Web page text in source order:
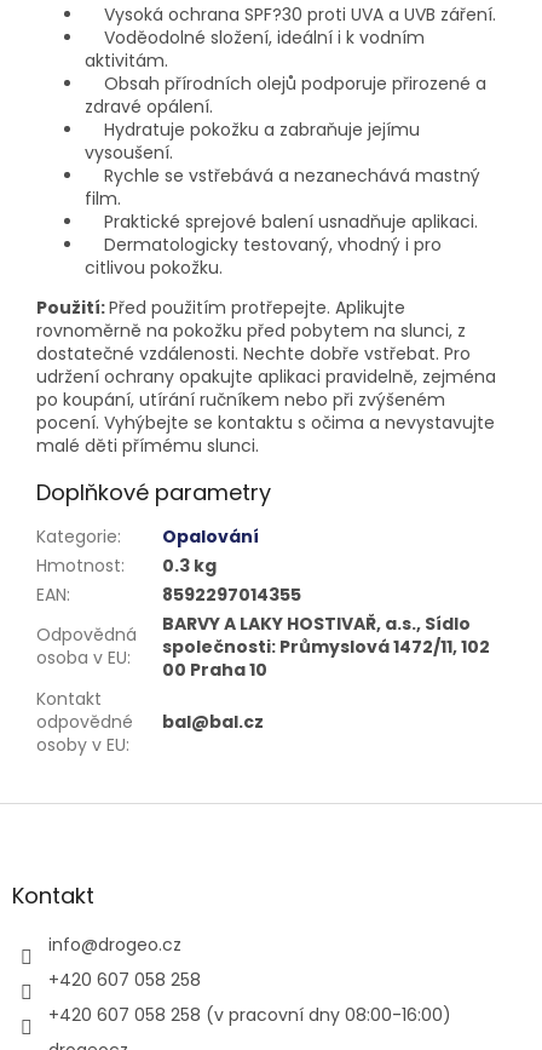
Vysoká ochrana SPF?30 proti UVA a UVB záření.
Voděodolné složení, ideální i k vodním
aktivitám.
Obsah přírodních olejů podporuje přirozené a
zdravé opálení.
Hydratuje pokožku a zabraňuje jejímu
vysoušení.
Rychle se vstřebává a nezanechává mastný
film.
Praktické sprejové balení usnadňuje aplikaci.
Dermatologicky testovaný, vhodný i pro
citlivou pokožku.
Použití:Před použitím protřepejte. Aplikujte
rovnoměrně na pokožku před pobytem na slunci, z
dostatečné vzdálenosti. Nechte dobře vstřebat. Pro
udržení ochrany opakujte aplikaci pravidelně, zejména
po koupání, utírání ručníkem nebo při zvýšeném
pocení. Vyhýbejte se kontaktu s očima a nevystavujte
malé děti přímému slunci.
Doplňkové parametry
Kategorie:
Opalování
Hmotnost:
0.3 kg
EAN:
8592297014355
Odpovědná
osoba v EU:
BARVY A LAKY HOSTIVAŘ, a.s., Sídlo
společnosti: Průmyslová 1472/11, 102
00 Praha 10
Kontakt
odpovědné
osoby v EU:
bal@bal.cz
Z
aKontakt
info@drogeo.cz
+420 607 058 258
+420 607 058 258 (v pracovní dny 08:00-16:00)